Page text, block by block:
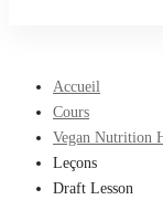
Accueil
Cours
Vegan Nutrition
Leçons
Draft Lesson